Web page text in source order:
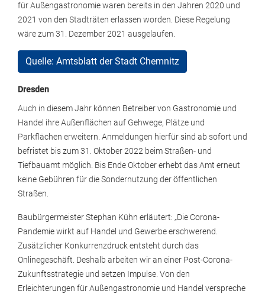
für Außengastronomie waren bereits in den Jahren 2020 und
2021 von den Stadträten erlassen worden. Diese Regelung
wäre zum 31. Dezember 2021 ausgelaufen.
Quelle: Amtsblatt der Stadt Chemnitz
Dresden
Auch in diesem Jahr können Betreiber von Gastronomie und
Handel ihre Außenflächen auf Gehwege, Plätze und
Parkflächen erweitern. Anmeldungen hierfür sind ab sofort und
befristet bis zum 31. Oktober 2022 beim Straßen- und
Tiefbauamt möglich. Bis Ende Oktober erhebt das Amt erneut
keine Gebühren für die Sondernutzung der öffentlichen
Straßen.
Baubürgermeister Stephan Kühn erläutert: „Die Corona-
Pandemie wirkt auf Handel und Gewerbe erschwerend.
Zusätzlicher Konkurrenzdruck entsteht durch das
Onlinegeschäft. Deshalb arbeiten wir an einer Post-Corona-
Zukunftsstrategie und setzen Impulse. Von den
Erleichterungen für Außengastronomie und Handel verspreche